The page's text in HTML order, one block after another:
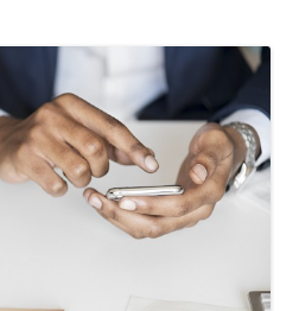
へ
ッ
プ